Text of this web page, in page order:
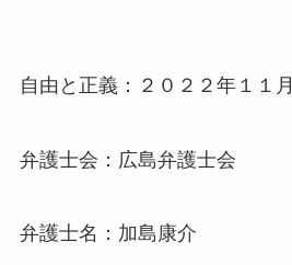
自由と正義：２０２２年１１
弁護士会：広島弁護士会
弁護士名：加島康介